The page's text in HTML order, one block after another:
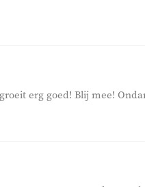
erg goed! Blij mee!